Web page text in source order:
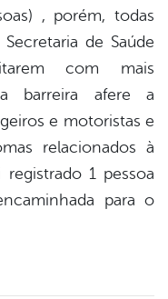
, porém, todas
de Saúde
com mais
barreira afere a
e motoristas e
relacionados à
1 pessoa
para o